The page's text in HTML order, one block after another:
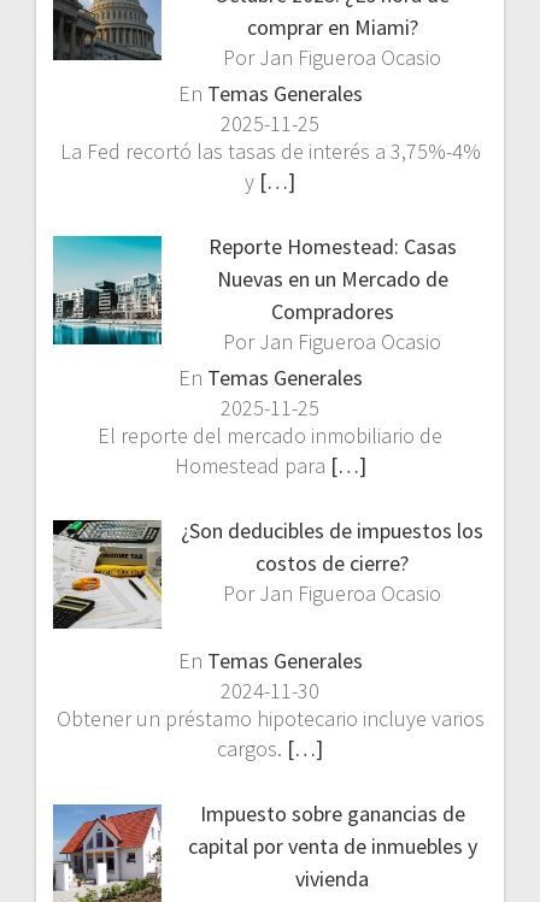
comprar en Miami?
Por Jan Figueroa Ocasio
En Temas Generales
2025-11-25
La Fed recortó las tasas de interés a 3,75%-4%
y […]
Reporte Homestead: Casas
Nuevas en un Mercado de
Compradores
Por Jan Figueroa Ocasio
En Temas Generales
2025-11-25
El reporte del mercado inmobiliario de
Homestead para […]
¿Son deducibles de impuestos los
costos de cierre?
Por Jan Figueroa Ocasio
En Temas Generales
2024-11-30
Obtener un préstamo hipotecario incluye varios
cargos. […]
Impuesto sobre ganancias de
capital por venta de inmuebles y
vivienda